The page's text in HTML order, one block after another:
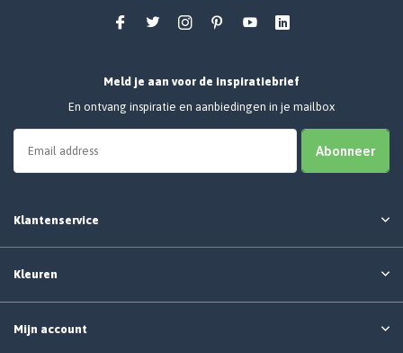
Meld je aan voor de inspiratiebrief
En ontvang inspiratie en aanbiedingen in je mailbox
Abonneer
Klantenservice
Kleuren
Mijn account